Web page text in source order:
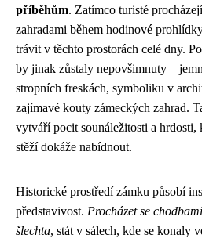
příběhům. Zatímco turisté
zahradami během hodinové
trávit v těchto prostorách celé dny.
by jinak zůstaly nepovšimnuty –
stropních freskách, symboliku v
zajímavé kouty zámeckých zahrad.
vytváří pocit sounáležitosti a hrdosti,
stěží dokáže nabídnout.
Historické prostředí zámku působí
představivost. Procházet se
šlechta, stát v sálech, kde se konaly